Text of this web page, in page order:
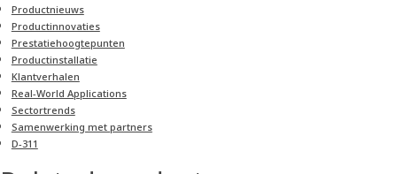
Product­nieuws
Product­innovaties
Prestatiehoogtepunten
Productinstallatie
Klantverhalen
Real-World Applications
Sectortrends
Samenwerking met partners
D-311